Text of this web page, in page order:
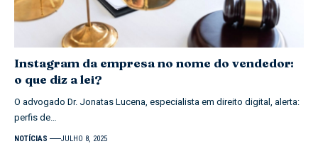
Instagram da empresa no nome do vendedor:
o que diz a lei?
O advogado Dr. Jonatas Lucena, especialista em direito digital, alerta:
perfis de…
NOTÍCIAS JULHO 8, 2025